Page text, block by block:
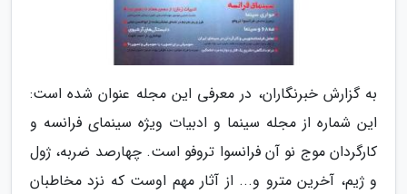
به گزارش خبرنگاران، در معرفی این مجله عنوان شده است:
این شماره از مجله سینما و ادبیات ویژه سینمای فرانسه و
کارگردان موج نو آن فرانسوا تروفو است. چهارصد ضربه، ژول
و ژیم، آخرین مترو و... از آثار مهم اوست که نزد مخاطبان